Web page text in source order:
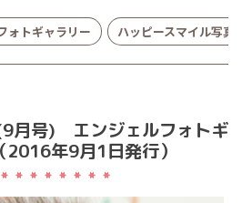
ォトギャラリー ハッピースマイル写真集
号) エンジェルフォトギ
2016年9月1日発行）